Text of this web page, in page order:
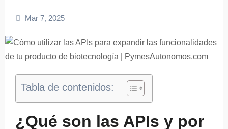
Mar 7, 2025
Tabla de contenidos:
¿Qué son las APIs y por